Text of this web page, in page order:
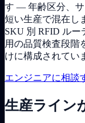
す — 年齢区分、
短い生産で混在し
SKU 別 RFID ル
用の品質検査段階
けに構成されてい
エンジニアに相談
生産ライン